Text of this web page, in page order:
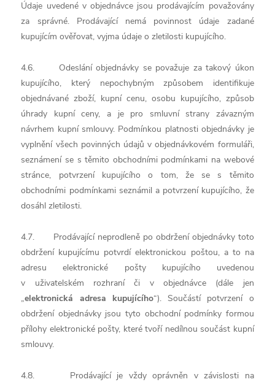
Údaje uvedené v objednávce jsou prodávajícím považovány
za správné. Prodávající nemá povinnost údaje zadané
kupujícím ověřovat, vyjma údaje o zletilosti kupujícího.
4.6. Odeslání objednávky se považuje za takový úkon
kupujícího, který nepochybným způsobem identifikuje
objednávané zboží, kupní cenu, osobu kupujícího, způsob
úhrady kupní ceny, a je pro smluvní strany závazným
návrhem kupní smlouvy. Podmínkou platnosti objednávky je
vyplnění všech povinných údajů v objednávkovém formuláři,
seznámení se s těmito obchodními podmínkami na webové
stránce, potvrzení kupujícího o tom, že se s těmito
obchodními podmínkami seznámil a potvrzení kupujícího, že
dosáhl zletilosti.
4.7. Prodávající neprodleně po obdržení objednávky toto
obdržení kupujícímu potvrdí elektronickou poštou, a to na
adresu elektronické pošty kupujícího uvedenou
v uživatelském rozhraní či v objednávce (dále jen
„elektronická adresa kupujícího“). Součástí potvrzení o
obdržení objednávky jsou tyto obchodní podmínky formou
přílohy elektronické pošty, které tvoří nedílnou součást kupní
smlouvy.
4.8. Prodávající je vždy oprávněn v závislosti na